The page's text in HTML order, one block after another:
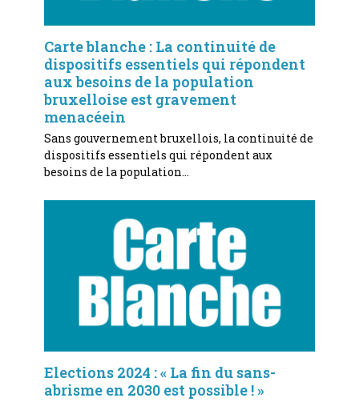
Carte blanche : La continuité de
dispositifs essentiels qui répondent
aux besoins de la population
bruxelloise est gravement
menacéein
Sans gouvernement bruxellois, la continuité de
dispositifs essentiels qui répondent aux
besoins de la population…
Elections 2024 : « La fin du sans-
abrisme en 2030 est possible ! »